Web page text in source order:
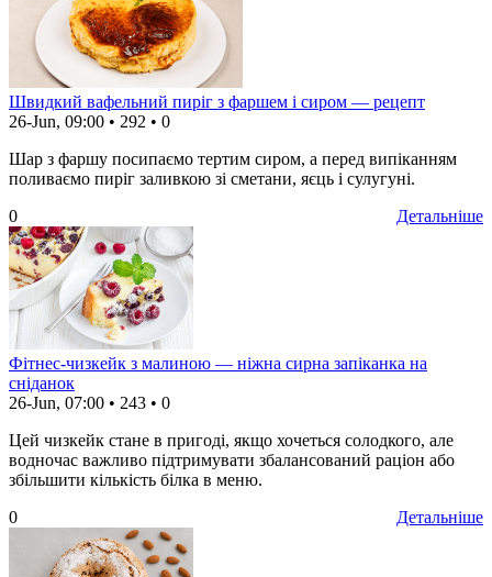
Швидкий вафельний пиріг з фаршем і сиром — рецепт
26-Jun, 09:00 • 292 • 0
Шар з фаршу посипаємо тертим сиром, а перед випіканням
поливаємо пиріг заливкою зі сметани, яєць і сулугуні.
Детальніше
0
Фітнес-чизкейк з малиною — ніжна сирна запіканка на
сніданок
26-Jun, 07:00 • 243 • 0
Цей чизкейк стане в пригоді, якщо хочеться солодкого, але
водночас важливо підтримувати збалансований раціон або
збільшити кількість білка в меню.
Детальніше
0